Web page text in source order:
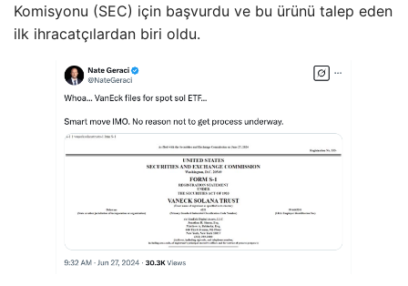
Komisyonu (SEC) için başvurdu ve bu ürünü talep eden
ilk ihracatçılardan biri oldu.